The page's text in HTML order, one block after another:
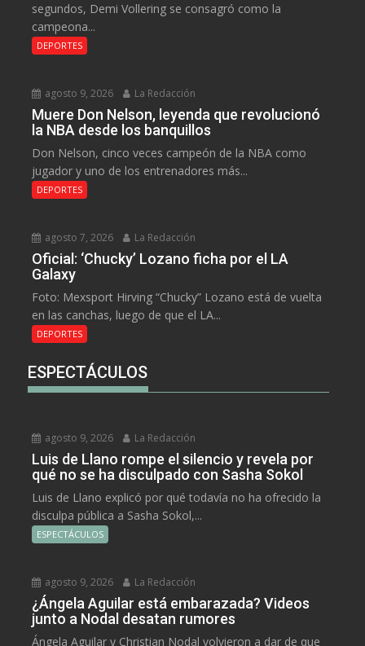
segundos, Demi Vollering se consagró como la
campeona...
DEPORTES
agosto 9, 2026 La Redacción
Muere Don Nelson, leyenda que revolucionó
la NBA desde los banquillos
Don Nelson, cinco veces campeón de la NBA como
jugador y uno de los entrenadores más...
DEPORTES
agosto 7, 2026 La Redacción
Oficial: ‘Chucky’ Lozano ficha por el LA
Galaxy
Foto: Mexsport Hirving “Chucky” Lozano está de vuelta
en las canchas, luego de que el LA...
DEPORTES
ESPECTÁCULOS
agosto 9, 2026 La Redacción
Luis de Llano rompe el silencio y revela por
qué no se ha disculpado con Sasha Sokol
Luis de Llano explicó por qué todavía no ha ofrecido la
disculpa pública a Sasha Sokol,...
ESPECTÁCULOS
agosto 9, 2026 La Redacción
¿Ángela Aguilar está embarazada? Videos
junto a Nodal desatan rumores
Ángela Aguilar y Christian Nodal volvieron a dar de que